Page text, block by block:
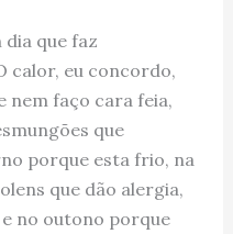
dia que faz
calor, eu concordo,
nem faço cara feia,
que
porque esta frio, na
que dão alergia,
no outono porque